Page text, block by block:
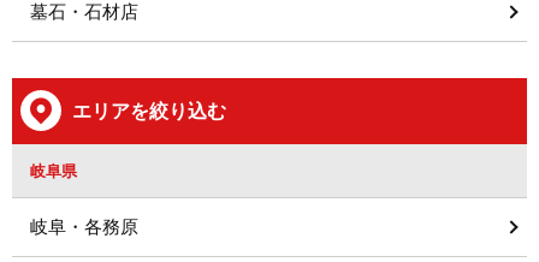
墓石・石材店
エリアを絞り込む
岐阜県
岐阜・各務原